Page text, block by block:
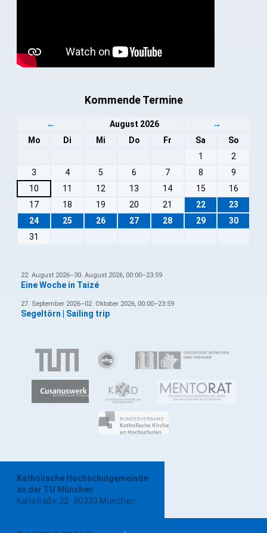
Kommende Termine
← August 2026
→
Mo
Di Mi Do Fr Sa
So
1
2
3
4 5 6 7 8
9
10
11 12 13 14 15
16
17
18 19 20 21 22
23
24
25 26 27 28 29
30
31
22. August 2026–30. August 2026, 00:00–23:59
Eine Woche in Taizé
27. September 2026–02. Oktober 2026, 00:00–23:59
Segeltörn | Sailing trip
Katholische Hochschulgemeinde
an der TU München
Karlstraße 32 · 80333 München